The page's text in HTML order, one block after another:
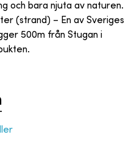
och bara njuta av naturen.
(strand) – En av Sveriges
500m från Stugan i